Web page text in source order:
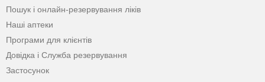
Пошук і онлайн-резервування ліків
Наші аптеки
Програми для клієнтів
Довідка і Служба резервування
Застосунок